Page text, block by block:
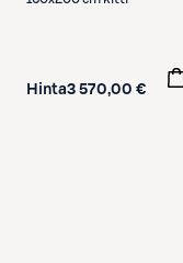
Hinta3 570,00 €